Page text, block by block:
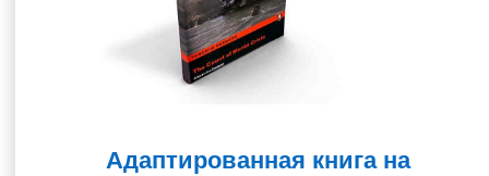
Адаптированная книга на